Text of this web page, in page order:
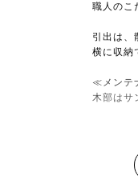
職人のこ
引出は、
横に収納
≪メンテ
木部はサ